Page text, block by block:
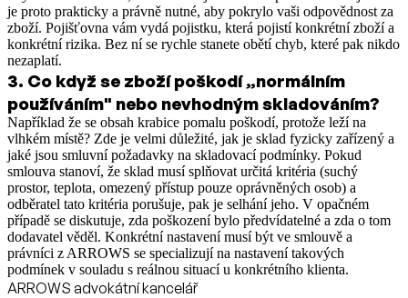
je proto prakticky a právně nutné, aby pokrylo vaši odpovědnost za
zboží. Pojišťovna vám vydá pojistku, která pojistí konkrétní zboží a
konkrétní rizika. Bez ní se rychle stanete obětí chyb, které pak nikdo
nezaplatí.
3. Co když se zboží poškodí „normálním
používáním" nebo nevhodným skladováním?
Například že se obsah krabice pomalu poškodí, protože leží na
vlhkém místě? Zde je velmi důležité, jak je sklad fyzicky zařízený a
jaké jsou smluvní požadavky na skladovací podmínky. Pokud
smlouva stanoví, že sklad musí splňovat určitá kritéria (suchý
prostor, teplota, omezený přístup pouze oprávněných osob) a
odběratel tato kritéria porušuje, pak je selhání jeho. V opačném
případě se diskutuje, zda poškození bylo předvídatelné a zda o tom
dodavatel věděl. Konkrétní nastavení musí být ve smlouvě a
právníci z ARROWS se specializují na nastavení takových
podmínek v souladu s reálnou situací u konkrétního klienta.
ARROWS advokátní kancelář